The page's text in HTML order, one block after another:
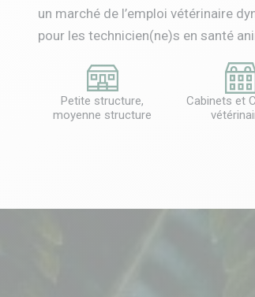
un marché de l’emploi vétérinaire
pour les technicien(ne)s en santé
Petite structure,
moyenne structure
Cabinets et